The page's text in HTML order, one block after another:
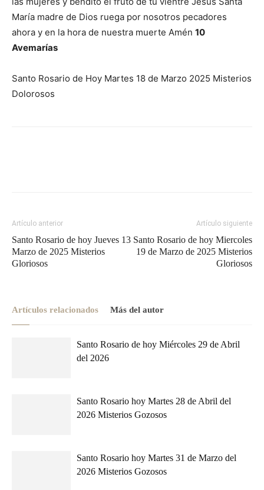
María madre de Dios ruega por nosotros pecadores
ahora y en la hora de nuestra muerte Amén 10
Avemarías
Santo Rosario de Hoy Martes 18 de Marzo 2025 Misterios
Dolorosos
Artículo anterior
Santo Rosario de hoy Jueves 13
Marzo de 2025 Misterios
Gloriosos
Artículo siguiente
Santo Rosario de hoy Miercoles
19 de Marzo de 2025 Misterios
Gloriosos
Artículos relacionados Más del autor
Santo Rosario de hoy Miércoles 29 de Abril
del 2026
Santo Rosario hoy Martes 28 de Abril del
2026 Misterios Gozosos
Santo Rosario hoy Martes 31 de Marzo del
2026 Misterios Gozosos